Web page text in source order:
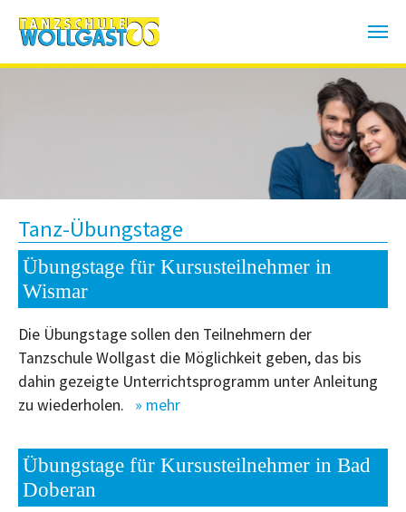
Zum Hauptinhalt springen
Tanz-Übungstage
Übungstage für Kursusteilnehmer in
Wismar
Die Übungstage sollen den Teilnehmern der
Tanzschule Wollgast die Möglichkeit geben, das bis
dahin gezeigte Unterrichtsprogramm unter Anleitung
zu wiederholen. » mehr
Übungstage für Kursusteilnehmer in Bad
Doberan